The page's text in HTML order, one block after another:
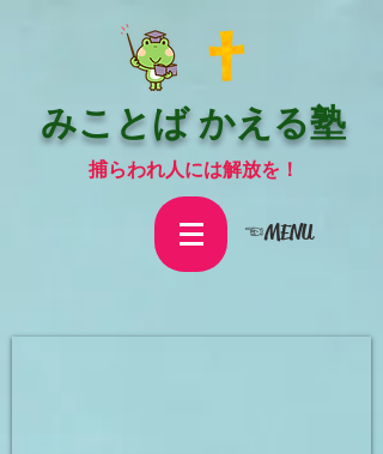
みことば かえる塾
捕らわれ人には解放を！
☜MENU